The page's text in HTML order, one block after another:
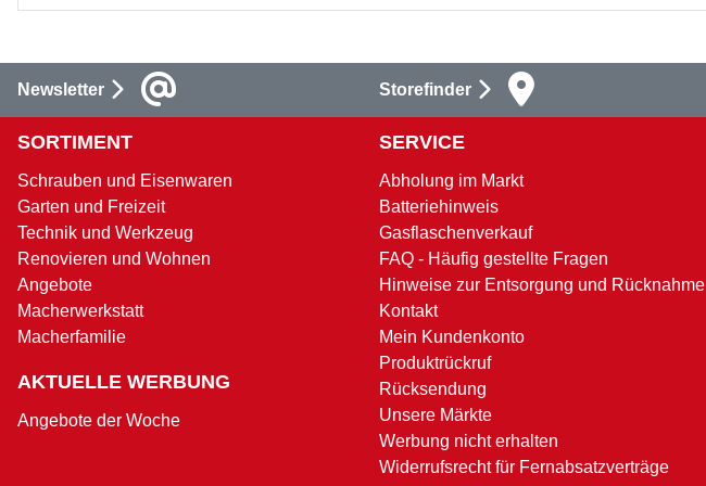
Newsletter Storefinder
SORTIMENT
Schrauben und Eisenwaren
Garten und Freizeit
Technik und Werkzeug
Renovieren und Wohnen
Angebote
Macherwerkstatt
Macherfamilie
AKTUELLE WERBUNG
Angebote der Woche
SERVICE
Abholung im Markt
Batteriehinweis
Gasflaschenverkauf
FAQ - Häufig gestellte Fragen
Hinweise zur Entsorgung und Rücknahme
Kontakt
Mein Kundenkonto
Produktrückruf
Rücksendung
Unsere Märkte
Werbung nicht erhalten
Widerrufsrecht für Fernabsatzverträge